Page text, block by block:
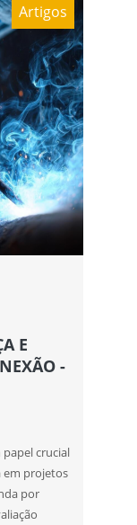
Artigos
E
-
crucial
em projetos
por